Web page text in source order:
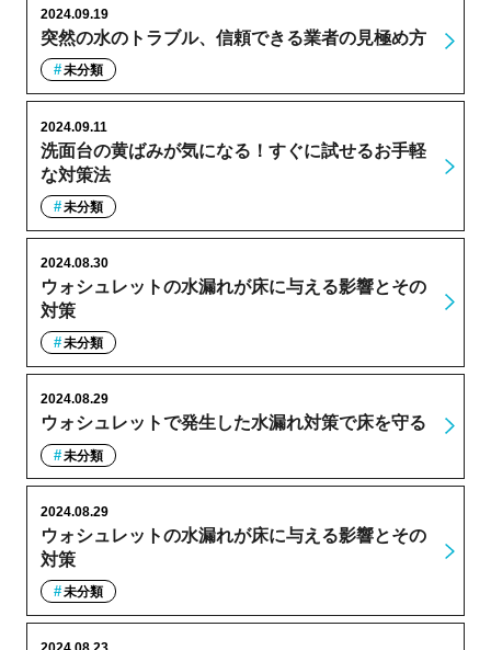
突然の水のトラブル、信頼できる業者の見極め方
2024.09.19
未分類
洗面台の黄ばみが気になる！すぐに試せるお手軽
な対策法
2024.09.11
未分類
ウォシュレットの水漏れが床に与える影響とその
対策
2024.08.30
未分類
ウォシュレットで発生した水漏れ対策で床を守る
2024.08.29
未分類
ウォシュレットの水漏れが床に与える影響とその
対策
2024.08.29
未分類